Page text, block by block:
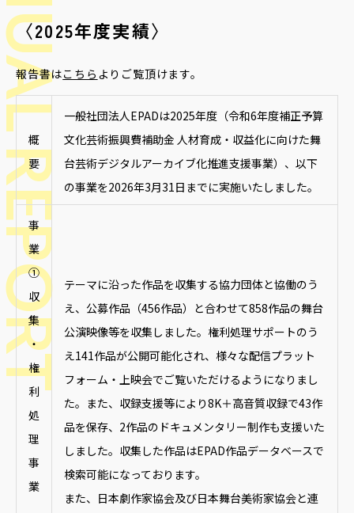
権利処理サポート
上映・イベント
ネットワーク化と
読みもの
メディア
NEWS
データベースへ
Contact
〈2025年度実績〉
報告書はこちら よりご覧頂けます。
概
要
一般社団法人EPADは2025年度（令和6年度補正予算
文化芸術振興費補助金 人材育成・収益化に向けた舞
台芸術デジタルアーカイブ化推進支援事業）、以下
の事業を2026年3月31日までに実施いたしました。
事
業
①
収
集
・
権
利
処
理
事
業
テーマに沿った作品を収集する協力団体と協働のう
え、公募作品（456作品）と合わせて858作品の舞台
公演映像等を収集しました。権利処理サポートのう
え141作品が公開可能化され、様々な配信プラット
フォーム・上映会でご覧いただけるようになりまし
た。また、収録支援等により8K＋高音質収録で43作
品を保存、2作品のドキュメンタリー制作も支援いた
しました。収集した作品はEPAD作品データベースで
検索可能になっております。
また、日本劇作家協会及び日本舞台美術家協会と連